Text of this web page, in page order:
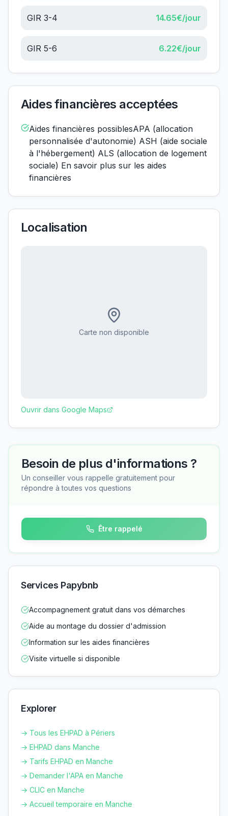
GIR 3-4 14.65€/jour
GIR 5-6 6.22€/jour
Aides financières acceptées
Aides financières possiblesAPA (allocation
personnalisée d'autonomie) ASH (aide sociale
à l'hébergement) ALS (allocation de logement
sociale) En savoir plus sur les aides
financières
Localisation
Carte non disponible
Ouvrir dans Google Maps
Besoin de plus d'informations ?
Un conseiller vous rappelle gratuitement pour
répondre à toutes vos questions
Être rappelé
Services Papybnb
Accompagnement gratuit dans vos démarches
Aide au montage du dossier d'admission
Information sur les aides financières
Visite virtuelle si disponible
Explorer
→ Tous les EHPAD à Périers
→ EHPAD dans Manche
→ Tarifs EHPAD en Manche
→ Demander l'APA en Manche
→ CLIC en Manche
→ Accueil temporaire en Manche